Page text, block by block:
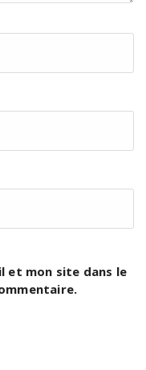
et mon site dans le